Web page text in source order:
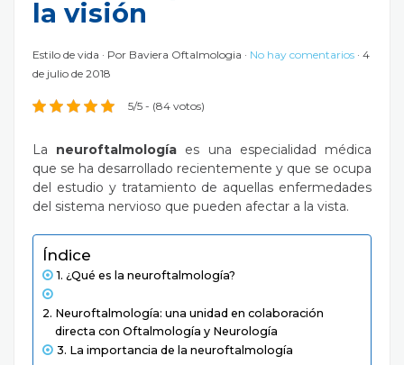
la visión
Estilo de vida Por Baviera Oftalmologia No hay comentarios 4
de julio de 2018
5/5 - (84 votos)
La neuroftalmología es una especialidad médica
que se ha desarrollado recientemente y que se ocupa
del estudio y tratamiento de aquellas enfermedades
del sistema nervioso que pueden afectar a la vista.
Índice
¿Qué es la neuroftalmología?
Neuroftalmología: una unidad en colaboración
directa con Oftalmología y Neurología
La importancia de la neuroftalmología